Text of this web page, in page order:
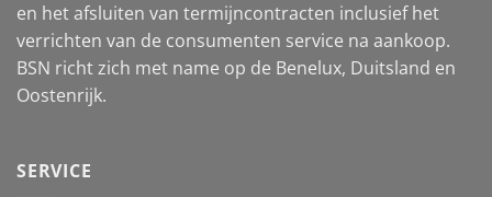
en het afsluiten van termijncontracten inclusief het
verrichten van de consumenten service na aankoop.
BSN richt zich met name op de Benelux, Duitsland en
Oostenrijk.
SERVICE